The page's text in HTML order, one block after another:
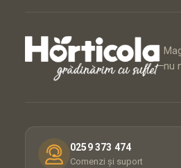
nu
0259 373 474
Comenzi și suport